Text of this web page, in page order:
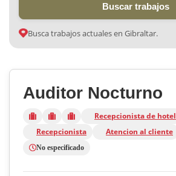
Buscar trabajos
Busca trabajos actuales en Gibraltar.
Auditor Nocturno
Recepcionista de hotel
Recepcionista
Atencion al cliente
No especificado